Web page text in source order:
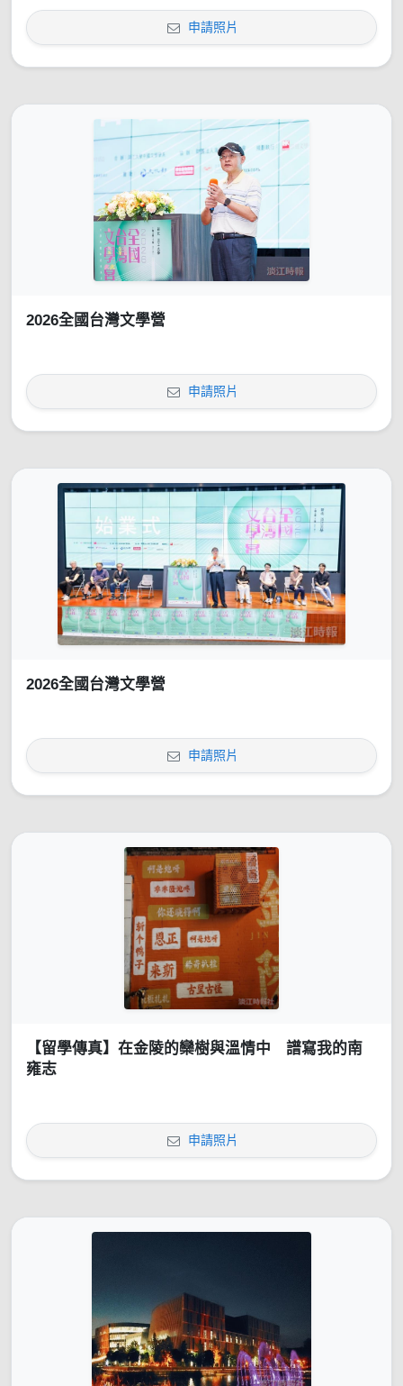
申請照片
2026全國台灣文學營
申請照片
2026全國台灣文學營
申請照片
【留學傳真】在金陵的欒樹與溫情中 譜寫我的南
雍志
申請照片